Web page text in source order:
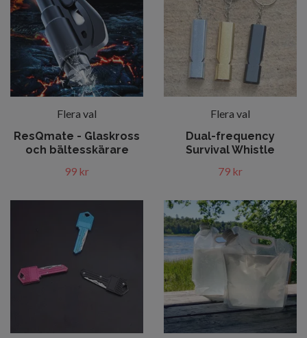
Flera val
ResQmate - Glaskross
och bältesskärare
99 kr
Flera val
Dual-frequency
Survival Whistle
79 kr